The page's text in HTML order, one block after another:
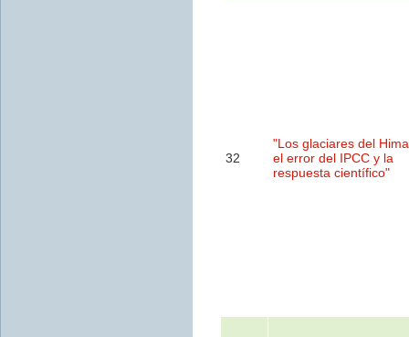
32
"Los glaciares del
el error del IPCC y la
respuesta científico"